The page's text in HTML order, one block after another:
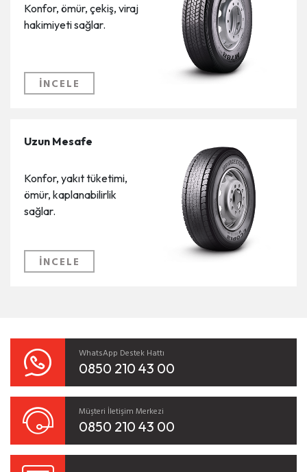
Konfor, ömür, çekiş, viraj
hakimiyeti sağlar.
İNCELE
Uzun Mesafe
Konfor, yakıt tüketimi,
ömür, kaplanabilirlik
sağlar.
İNCELE
WhatsApp Destek Hattı
0850 210 43 00
Müşteri İletişim Merkezi
0850 210 43 00